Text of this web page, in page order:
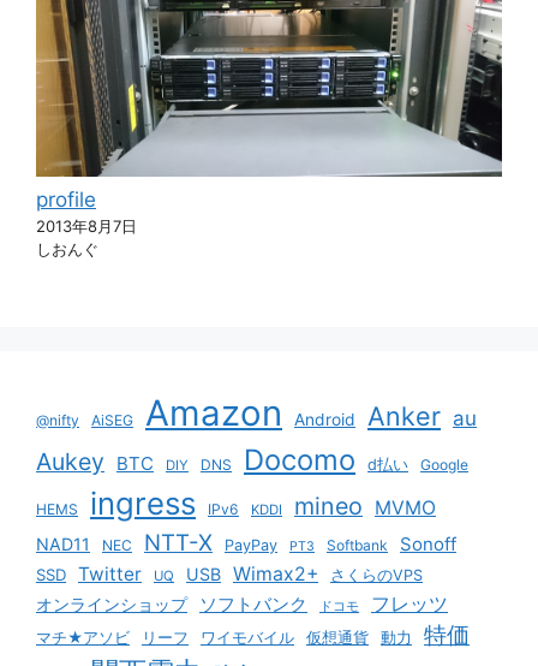
profile
2013年8月7日
しおんぐ
@nifty AiSEG Amazon Android Anker au
Aukey BTC DIY DNS Docomo d払い Google
HEMS ingress IPv6 KDDI mineo MVMO
NAD11 NEC NTT-X PayPay PT3 Softbank Sonoff
SSD Twitter UQ USB Wimax2+ さくらのVPS
オンラインショップ ソフトバンク ドコモ フレッツ
マチ★アソビ リーフ ワイモバイル 仮想通貨 動力 特価